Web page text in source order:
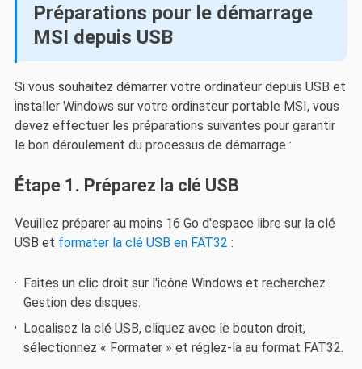
Préparations pour le démarrage
MSI depuis USB
Si vous souhaitez démarrer votre ordinateur depuis USB et
installer Windows sur votre ordinateur portable MSI, vous
devez effectuer les préparations suivantes pour garantir
le bon déroulement du processus de démarrage :
Étape 1. Préparez la clé USB
Veuillez préparer au moins 16 Go d'espace libre sur la clé
USB et formater la clé USB en FAT32 :
Faites un clic droit sur l'icône Windows et recherchez
Gestion des disques.
Localisez la clé USB, cliquez avec le bouton droit,
sélectionnez « Formater » et réglez-la au format FAT32.